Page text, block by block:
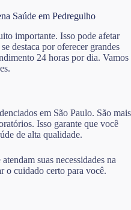
Saúde em Pedregulho
importante. Isso pode afetar
destaca por oferecer grandes
24 horas por dia. Vamos
em São Paulo. São mais
Isso garante que você
de alta qualidade.
suas necessidades na
o cuidado certo para você.